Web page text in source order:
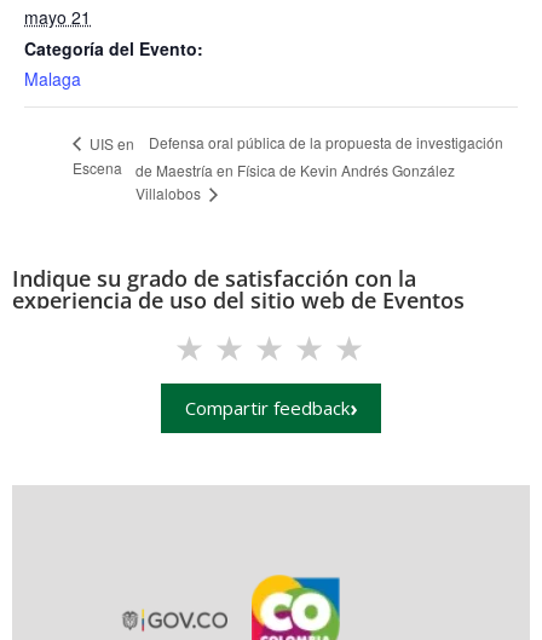
mayo 21
Categoría del Evento:
Malaga
UIS en
Escena
Defensa oral pública de la propuesta de investigación
de Maestría en Física de Kevin Andrés González
Villalobos
Indique su grado de satisfacción con la
experiencia de uso del sitio web de Eventos